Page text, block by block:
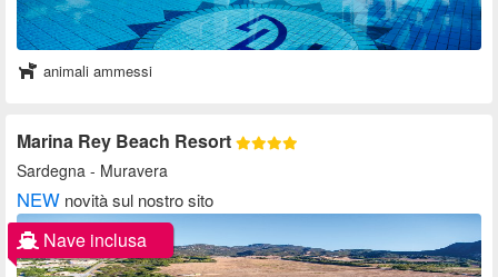
animali ammessi
Marina Rey Beach Resort
Sardegna - Muravera
NEW novità sul nostro sito
Nave inclusa